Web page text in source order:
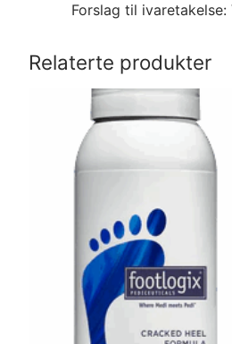
Forslag til
Relaterte produkter